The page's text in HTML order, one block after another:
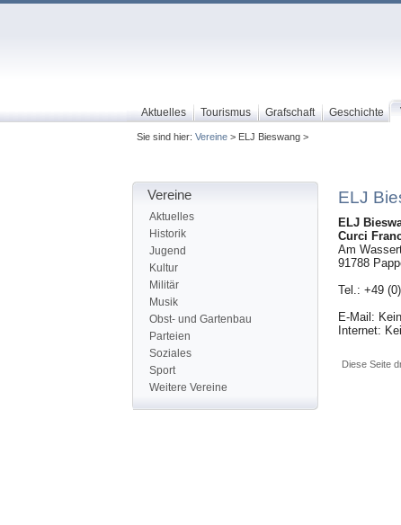
Aktuelles Tourismus Grafschaft Geschichte
Sie sind hier: Vereine> ELJ Bieswang >
Vereine
Aktuelles
Historik
Jugend
Kultur
Militär
Musik
Obst- und Gartenbau
Parteien
Soziales
Sport
Weitere Vereine
ELJ
ELJ
Curci
Am
91788
Tel.: +49
E-Mail:
Internet:
Diese Seite